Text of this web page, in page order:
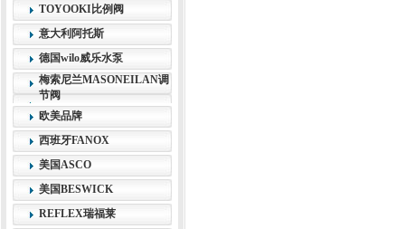
TOYOOKI比例阀
意大利阿托斯
德国wilo威乐水泵
梅索尼兰MASONEILAN调
节阀
欧美品牌
西班牙FANOX
美国ASCO
美国BESWICK
REFLEX瑞福莱